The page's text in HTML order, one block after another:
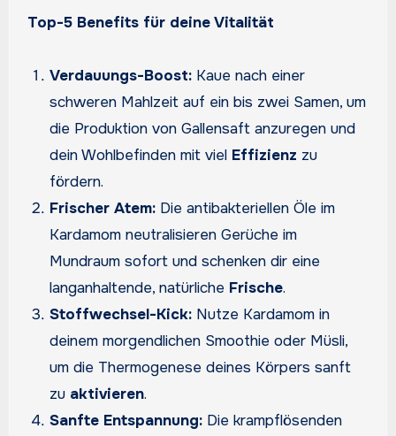
Top-5 Benefits für deine Vitalität
Verdauungs-Boost: Kaue nach einer
schweren Mahlzeit auf ein bis zwei Samen, um
die Produktion von Gallensaft anzuregen und
dein Wohlbefinden mit viel Effizienz zu
fördern.
Frischer Atem: Die antibakteriellen Öle im
Kardamom neutralisieren Gerüche im
Mundraum sofort und schenken dir eine
langanhaltende, natürliche Frische.
Stoffwechsel-Kick: Nutze Kardamom in
deinem morgendlichen Smoothie oder Müsli,
um die Thermogenese deines Körpers sanft
zu aktivieren.
Sanfte Entspannung: Die krampflösenden